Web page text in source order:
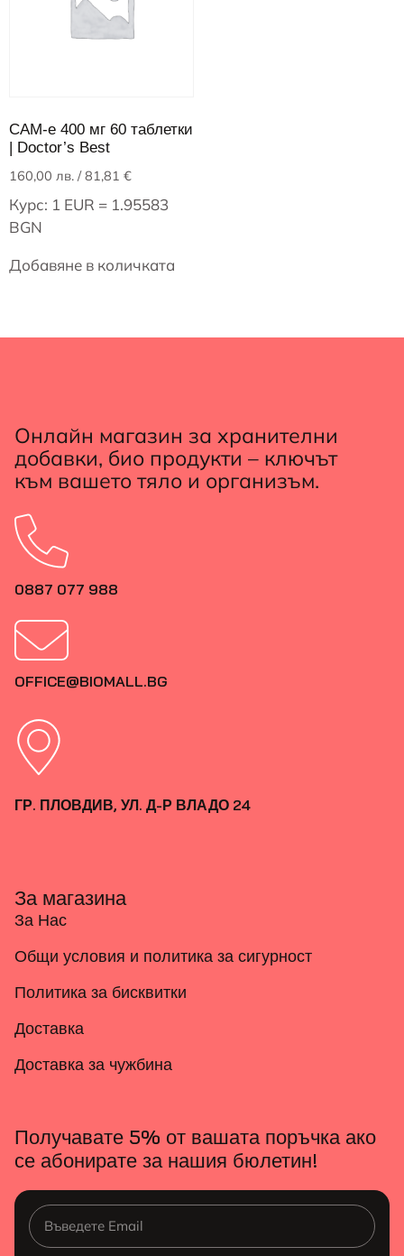
САМ-е 400 мг 60 таблетки
| Doctor’s Best
160,00 лв. / 81,81 €
Курс: 1 EUR = 1.95583
BGN
Добавяне в количката
Онлайн магазин за хранителни
добавки, био продукти – ключът
към вашето тяло и организъм.
0887 077 988
OFFICE@BIOMALL.BG
ГР. ПЛОВДИВ, УЛ. Д-Р ВЛАДО 24
За магазина
За Нас
Общи условия и политика за сигурност
Политика за бисквитки
Доставка
Доставка за чужбина
Получавате 5% от вашата поръчка ако
се абонирате за нашия бюлетин!